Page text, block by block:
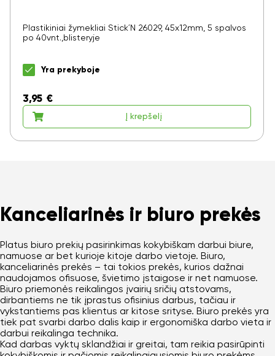
Plastikiniai žymekliai Stick´N 26029, 45x12mm, 5 spalvos
po 40vnt.,blisteryje
Yra prekyboje
3,95 €
Į krepšelį
Kanceliarinės ir biuro prekės
Platus biuro prekių pasirinkimas kokybiškam darbui biure,
namuose ar bet kurioje kitoje darbo vietoje. Biuro,
kanceliarinės prekės – tai tokios prekės, kurios dažnai
naudojamos ofisuose, švietimo įstaigose ir net namuose.
Biuro priemonės reikalingos įvairių sričių atstovams,
dirbantiems ne tik įprastus ofisinius darbus, tačiau ir
vykstantiems pas klientus ar kitose srityse. Biuro prekės yra
tiek pat svarbi darbo dalis kaip ir ergonomiška darbo vieta ir
darbui reikalinga technika.
Kad darbas vyktų sklandžiai ir greitai, tam reikia pasirūpinti